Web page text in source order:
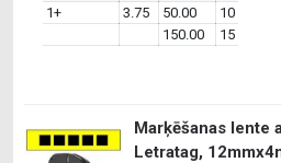
1+
3.75 50.00
10
150.00
15
Marķēšanas lente
Letratag,